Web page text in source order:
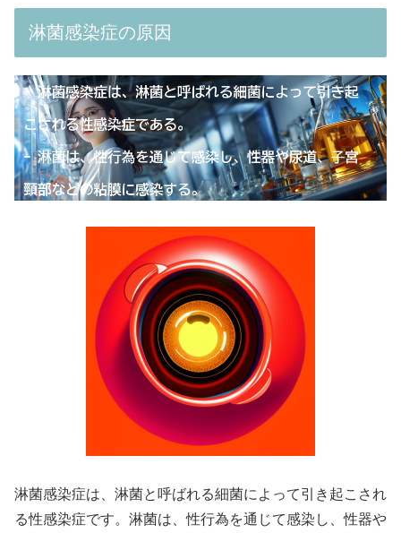
淋菌感染症の原因
淋菌感染症は、淋菌と呼ばれる細菌によって引き起こされ
る性感染症です。淋菌は、性行為を通じて感染し、性器や